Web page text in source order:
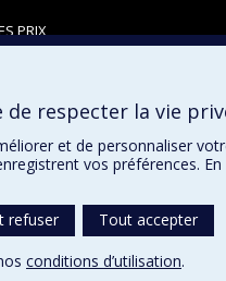
PRIX
des témoins
de respecter la vie
et de personnaliser
vos préférences.
refuser
Tout accepter
conditions d’utilisation.